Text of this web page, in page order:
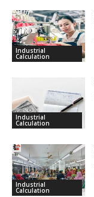
Industrial
Calculation
Industrial
Calculation
Industrial
Calculation